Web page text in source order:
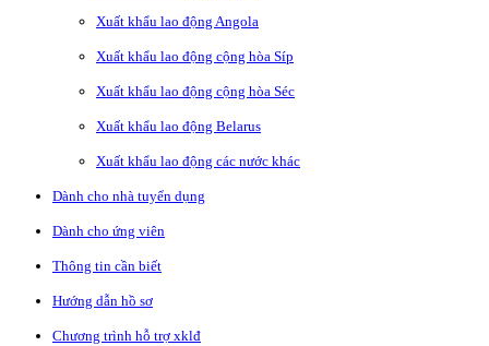
Xuất khẩu lao động Angola
Xuất khẩu lao động cộng hòa Síp
Xuất khẩu lao động cộng hòa Séc
Xuất khẩu lao động Belarus
Xuất khẩu lao động các nước khác
Dành cho nhà tuyển dụng
Dành cho ứng viên
Thông tin cần biết
Hướng dẫn hồ sơ
Chương trình hỗ trợ xklđ